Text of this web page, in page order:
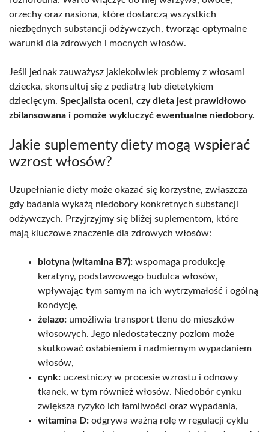
orzechy oraz nasiona, które dostarczą wszystkich
niezbędnych substancji odżywczych, tworząc optymalne
warunki dla zdrowych i mocnych włosów.
Jeśli jednak zauważysz jakiekolwiek problemy z włosami
dziecka, skonsultuj się z pediatrą lub dietetykiem
dziecięcym. Specjalista oceni, czy dieta jest prawidłowo
zbilansowana i pomoże wykluczyć ewentualne niedobory.
Jakie suplementy diety mogą wspierać
wzrost włosów?
Uzupełnianie diety może okazać się korzystne, zwłaszcza
gdy badania wykażą niedobory konkretnych substancji
odżywczych. Przyjrzyjmy się bliżej suplementom, które
mają kluczowe znaczenie dla zdrowych włosów:
biotyna (witamina B7): wspomaga produkcję
keratyny, podstawowego budulca włosów,
wpływając tym samym na ich wytrzymałość i ogólną
kondycję,
żelazo: umożliwia transport tlenu do mieszków
włosowych. Jego niedostateczny poziom może
skutkować osłabieniem i nadmiernym wypadaniem
włosów,
cynk: uczestniczy w procesie wzrostu i odnowy
tkanek, w tym również włosów. Niedobór cynku
zwiększa ryzyko ich łamliwości oraz wypadania,
witamina D: odgrywa ważną rolę w regulacji cyklu